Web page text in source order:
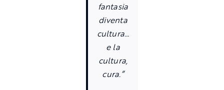
fantasia
diventa
cultura…
e la
cultura,
cura.”